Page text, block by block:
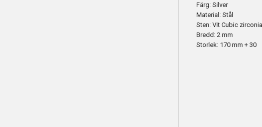
Färg: Silver
Material: Stål
Sten: Vit Cubic zirconia
Bredd: 2 mm
Storlek: 170 mm + 30